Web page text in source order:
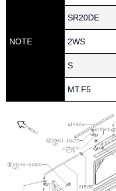
NOTE
SR20DE
2WS
S
MT.F5